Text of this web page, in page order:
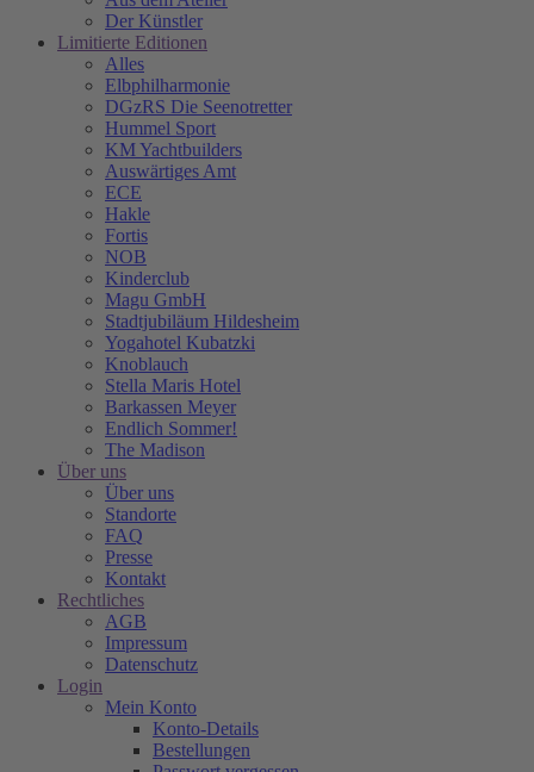
Der Künstler
Limitierte Editionen
Alles
Elbphilharmonie
DGzRS Die Seenotretter
Hummel Sport
KM Yachtbuilders
Auswärtiges Amt
ECE
Hakle
Fortis
NOB
Kinderclub
Magu GmbH
Stadtjubiläum Hildesheim
Yogahotel Kubatzki
Knoblauch
Stella Maris Hotel
Barkassen Meyer
Endlich Sommer!
The Madison
Über uns
Über uns
Standorte
FAQ
Presse
Kontakt
Rechtliches
AGB
Impressum
Datenschutz
Login
Mein Konto
Konto-Details
Bestellungen